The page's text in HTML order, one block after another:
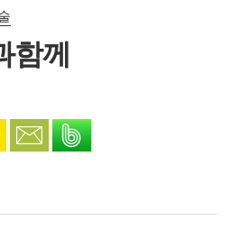
함께
스토리로 공유
카카오톡으로 공유
문자로 공유